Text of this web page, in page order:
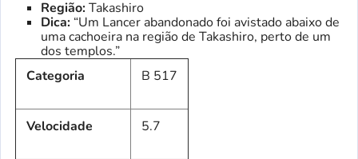
Região:Takashiro
Dica: “Um Lancer abandonado foi avistado abaixo de
uma cachoeira na região de Takashiro, perto de um
dos templos.”
Categoria
B 517
Velocidade 5.7